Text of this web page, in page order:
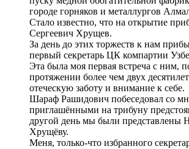
городе горняков и металлургов
Стало известно, что на открытие
Сергеевич Хрущев.
За день до этих торжеств к нам
первый секретарь ЦК компартии
Эта была моя первая встреча с ним,
протяжении более чем двух
отеческую заботу и внимание к себе.
Шараф Рашидович побеседовал со
приглашёнными на трибуну
другой день мы были представлены
Хрущёву.
Меня, только-что избранного